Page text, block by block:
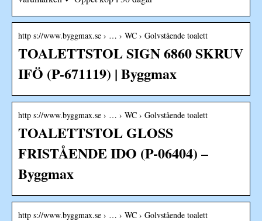
http s://www.byggmax.se › … › WC › Golvstående toalett
TOALETTSTOL SIGN 6860 SKRUV
IFÖ (P-671119) | Byggmax
http s://www.byggmax.se › … › WC › Golvstående toalett
TOALETTSTOL GLOSS
FRISTÅENDE IDO (P-06404) –
Byggmax
http s://www.byggmax.se › … › WC › Golvstående toalett